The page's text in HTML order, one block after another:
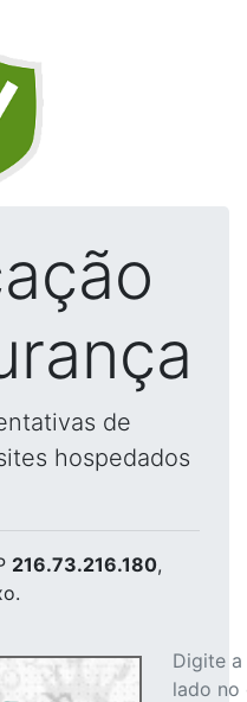
de
hospedados
216.73.216.180,
Digite
lado no